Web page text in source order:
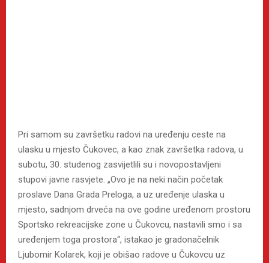
Pri samom su završetku radovi na uređenju ceste na
ulasku u mjesto Čukovec, a kao znak završetka radova, u
subotu, 30. studenog zasvijetlili su i novopostavljeni
stupovi javne rasvjete. „Ovo je na neki način početak
proslave Dana Grada Preloga, a uz uređenje ulaska u
mjesto, sadnjom drveća na ove godine uređenom prostoru
Sportsko rekreacijske zone u Čukovcu, nastavili smo i sa
uređenjem toga prostora“, istakao je gradonačelnik
Ljubomir Kolarek, koji je obišao radove u Čukovcu uz